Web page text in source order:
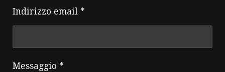
Indirizzo email *
Messaggio *